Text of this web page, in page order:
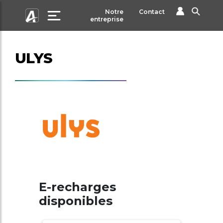
Notre
entreprise
Contact
ULYS
E-recharges
disponibles